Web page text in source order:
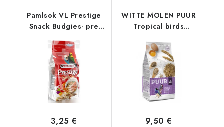
Pamlsok VL Prestige
Snack Budgies- pre
3,25 €
WITTE MOLEN PUUR
Tropical birds
tropické vtáky 2 kg
9,50 €